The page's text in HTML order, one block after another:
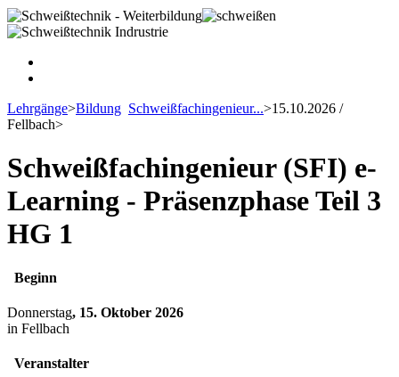
Lehrgänge>Bildung Schweißfachingenieur...>15.10.2026 /
Fellbach>
Schweißfachingenieur (SFI) e-
Learning - Präsenzphase Teil 3
HG 1
Beginn
Donnerstag, 15. Oktober 2026
in Fellbach
Veranstalter